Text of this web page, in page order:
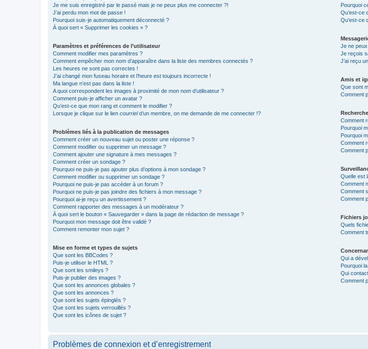
Je me suis enregistré par le passé mais je ne peux plus me connecter ?!
J’ai perdu mon mot de passe !
Pourquoi suis-je automatiquement déconnecté ?
À quoi sert « Supprimer les cookies » ?
Paramètres et préférences de l’utilisateur
Comment modifier mes paramètres ?
Comment empêcher mon nom d’apparaître dans la liste des membres connectés ?
Les heures ne sont pas correctes !
J’ai changé mon fuseau horaire et l’heure est toujours incorrecte !
Ma langue n’est pas dans la liste !
A quoi correspondent les images à proximité de mon nom d’utilisateur ?
Comment puis-je afficher un avatar ?
Qu’est-ce que mon rang et comment le modifier ?
Lorsque je clique sur le lien courrield’un membre, on me demande de me connecter !?
Problèmes liés à la publication de messages
Comment créer un nouveau sujet ou poster une réponse ?
Comment modifier ou supprimer un message ?
Comment ajouter une signature à mes messages ?
Comment créer un sondage ?
Pourquoi ne puis-je pas ajouter plus d’options à mon sondage ?
Comment modifier ou supprimer un sondage ?
Pourquoi ne puis-je pas accéder à un forum ?
Pourquoi ne puis-je pas joindre des fichiers à mon message ?
Pourquoi ai-je reçu un avertissement ?
Comment rapporter des messages à un modérateur ?
À quoi sert le bouton « Sauvegarder » dans la page de rédaction de message ?
Pourquoi mon message doit être validé ?
Comment remonter mon sujet ?
Mise en forme et types de sujets
Que sont les BBCodes ?
Puis-je utiliser le HTML ?
Que sont les smileys ?
Puis-je publier des images ?
Que sont les annonces globales ?
Que sont les annonces ?
Que sont les sujets épinglés ?
Que sont les sujets verrouillés ?
Que sont les icônes de sujet ?
Pourquoi
Qu’est-ce
Qu’est-ce
Je ne
Je reçois
J’ai reçu
Amis et
Que sont
Comment
Comment
Pourquoi
Pourquoi
Comment
Comment
Quelle est
Comment
Comment
Comment
Fichiers
Quels
Comment
Qui a
Pourquoi
Qui
Comment
Problèmes de connexion et d’enregistrement